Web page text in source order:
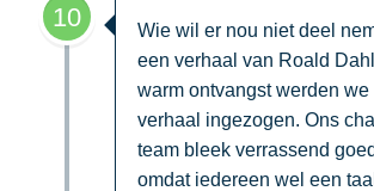
10
Wie wil er nou niet deel
een verhaal van Roald
warm ontvangst werden we
verhaal ingezogen. Ons
team bleek verrassend
omdat iedereen wel een